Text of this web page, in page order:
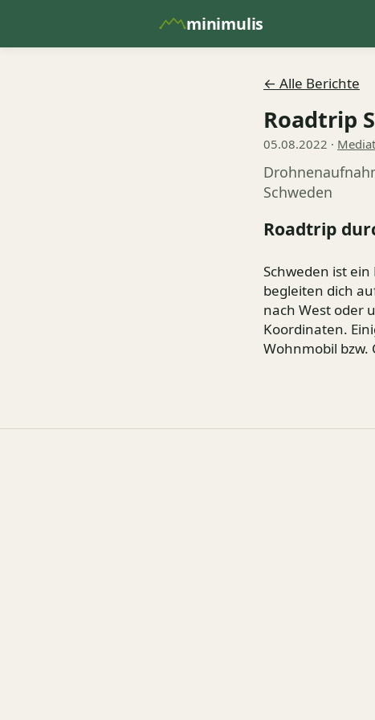
minimulis
← Alle Berichte
Roadtrip
05.08.2022 ·
Schweden
Roadtrip
Schweden ist
begleiten dich
nach West oder
Koordinaten.
Wohnmobil bzw.